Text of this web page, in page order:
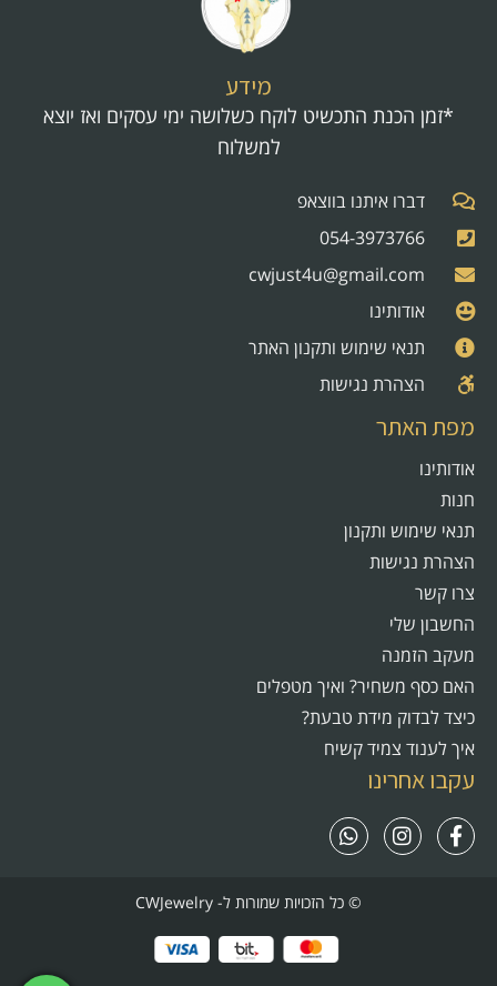
מידע
*זמן הכנת התכשיט לוקח כשלושה ימי עסקים ואז יוצא
למשלוח
דברו איתנו בווצאפ
054-3973766
cwjust4u@gmail.com
אודותינו
תנאי שימוש ותקנון האתר
הצהרת נגישות
מפת האתר
אודותינו
חנות
תנאי שימוש ותקנון
הצהרת נגישות
צרו קשר
החשבון שלי
מעקב הזמנה
האם כסף משחיר? ואיך מטפלים
כיצד לבדוק מידת טבעת?
איך לענוד צמיד קשיח
עקבו אחרינו
© כל הזכויות שמורות ל- CWJewelry